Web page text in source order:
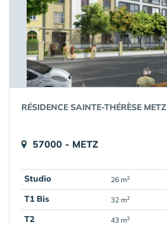
RÉSIDENCE SAINTE-THÉRÈSE METZ
57000 - METZ
Studio 26 m2
T1 Bis
32 m2
T2
43 m2